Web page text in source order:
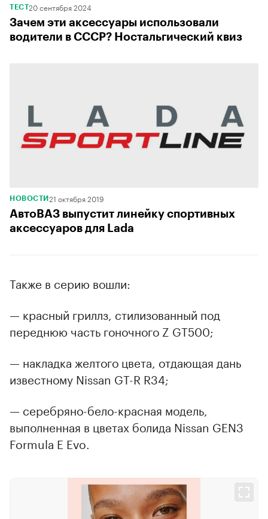
ТЕСТ 20 сентября 2024
Зачем эти аксессуары использовали
водители в СССР? Ностальгический квиз
НОВОСТИ 21 октября 2019
АвтоВАЗ выпустит линейку спортивных
аксессуаров для Lada
Также в серию вошли:
— красный гриллз, стилизованный под
переднюю часть гоночного Z GT500;
— накладка желтого цвета, отдающая дань
известному Nissan GT-R R34;
— серебряно-бело-красная модель,
выполненная в цветах болида Nissan GEN3
Formula E Evo.